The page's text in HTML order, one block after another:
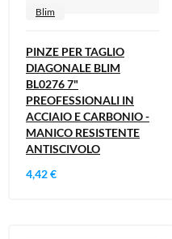
Blim
PINZE PER TAGLIO
DIAGONALE BLIM
BL0276 7"
PREOFESSIONALI IN
ACCIAIO E CARBONIO -
MANICO RESISTENTE
ANTISCIVOLO
4,42 €